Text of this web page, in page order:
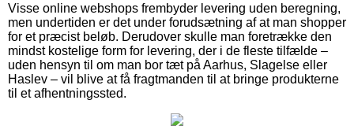
Visse online webshops frembyder levering uden beregning,
men undertiden er det under forudsætning af at man shopper
for et præcist beløb. Derudover skulle man foretrække den
mindst kostelige form for levering, der i de fleste tilfælde –
uden hensyn til om man bor tæt på Aarhus, Slagelse eller
Haslev – vil blive at få fragtmanden til at bringe produkterne
til et afhentningssted.